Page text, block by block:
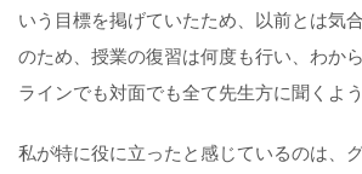
いう目標を掲げていたため、以前とは気
のため、授業の復習は何度も行い、わか
ラインでも対面でも全て先生方に聞くよ
私が特に役に立ったと感じているのは、